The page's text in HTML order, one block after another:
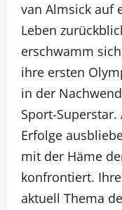
van Almsick auf
Leben
erschwamm
ihre ersten
in der
Sport-
Erfolge
mit der Häme
konfrontiert.
aktuell Thema